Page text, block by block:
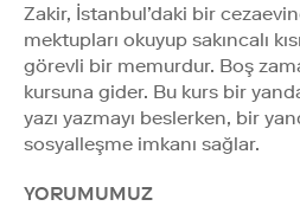
Zakir, İstanbul’daki bir
mektupları okuyup sakıncalı
görevli bir memurdur. Boş
kursuna gider. Bu kurs bir
yazı yazmayı beslerken, bir
sosyalleşme imkanı sağlar.
YORUMUMUZ